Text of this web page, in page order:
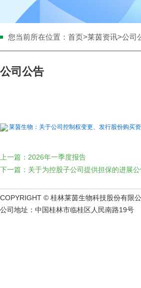
您当前所在位置： 首页>莱茵资讯>公司
公司公告
莱茵生物：关于公司控制权变更、发行股份购买
上一篇：2026年一季度报告
下一篇：关于为控股子公司提供担保的进展
COPYRIGHT © 桂林莱茵生物科技股份有限
公司地址：中国桂林市临桂区人民南路19号